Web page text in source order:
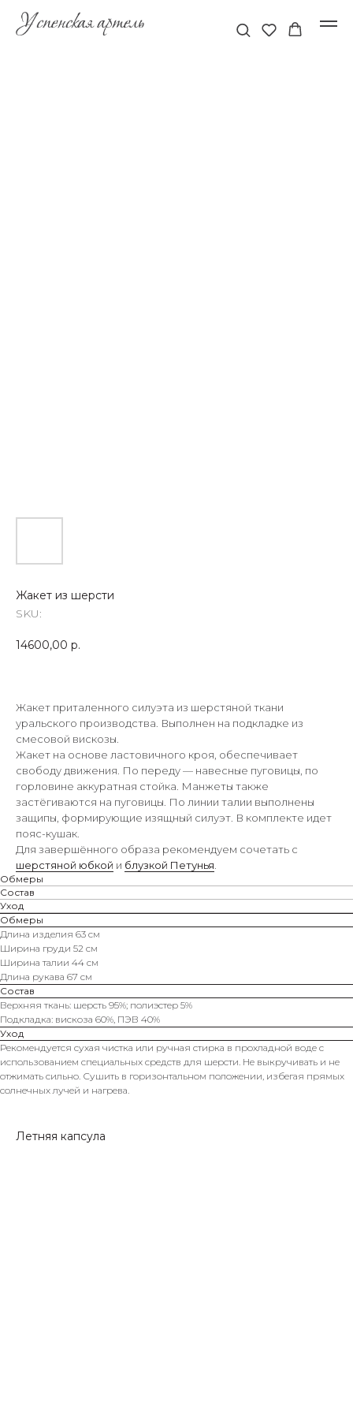
Жакет из шерсти
SKU:
14600,00 р.
Жакет приталенного силуэта из шерстяной ткани
уральского производства. Выполнен на подкладке из
смесовой вискозы.
Жакет на основе ластовичного кроя, обеспечивает
свободу движения. По переду — навесные пуговицы, по
горловине аккуратная стойка. Манжеты также
застёгиваются на пуговицы. По линии талии выполнены
защипы, формирующие изящный силуэт. В комплекте идет
пояс-кушак.
Для завершённого образа рекомендуем сочетать с
шерстяной юбкой и блузкой Петунья
Обмеры
Состав
Уход
Обмеры
Длина изделия 63 см
Ширина груди 52 см
Ширина талии 44 см
Длина рукава 67 см
Состав
Верхняя ткань: шерсть 95%; полиэстер 5%
Подкладка: вискоза 60%, ПЭВ 40%
Уход
Рекомендуется сухая чистка или ручная стирка в прохладной воде с
использованием специальных средств для шерсти. Не выкручивать и не
отжимать сильно. Сушить в горизонтальном положении, избегая прямых
солнечных лучей и нагрева.
Летняя капсула